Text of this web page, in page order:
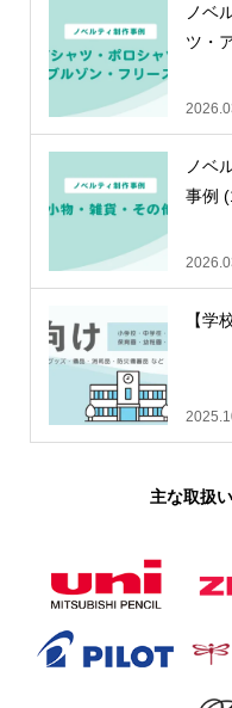
ノベ
ツ・
ノベ
事例
【学
主な取扱